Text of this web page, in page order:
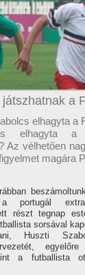
a
elhagyta a
elhagyta a
Az vélhetően
magára
portugál
részt tegnap
sorsával
Huszti
a futballista